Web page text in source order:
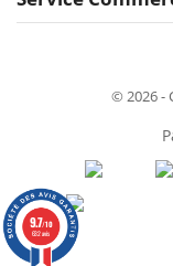
© 2026 -
9.7/10
632 avis